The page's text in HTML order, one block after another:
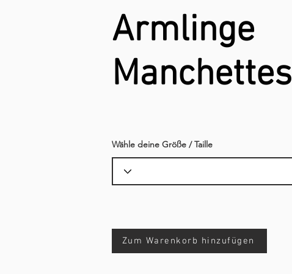
Armlinge
Manchettes
Zum Warenkorb hinzufügen
Wähle deine Größe / Taille